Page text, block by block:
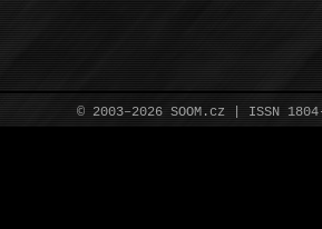
© 2003–2026 SOOM.cz | ISSN